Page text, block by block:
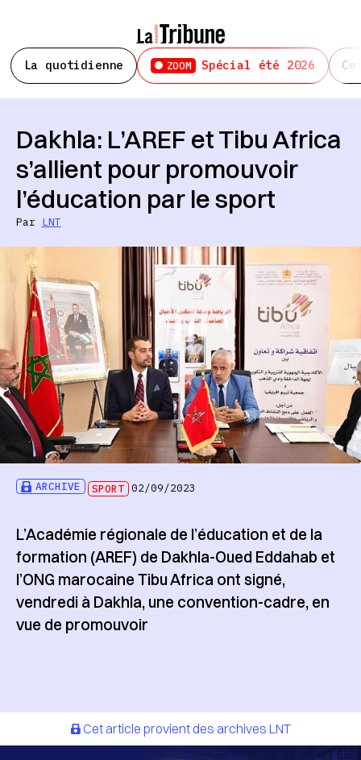
La quotidienne ZOOM Spécial été 2026
ARCHIVE SPORT 02/09/2023
Dakhla: L’AREF et Tibu Africa
s’allient pour promouvoir
l’éducation par le sport
Par LNT
L’Académie régionale de l’éducation et de la
formation (AREF) de Dakhla-Oued Eddahab et
l’ONG marocaine Tibu Africa ont signé,
vendredi à Dakhla, une convention-cadre, en
vue de promouvoir
Cet article provient des archives LNT